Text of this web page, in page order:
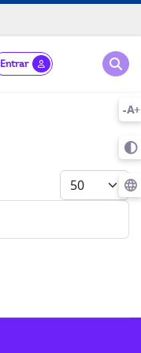
Entrar
Mostrar #